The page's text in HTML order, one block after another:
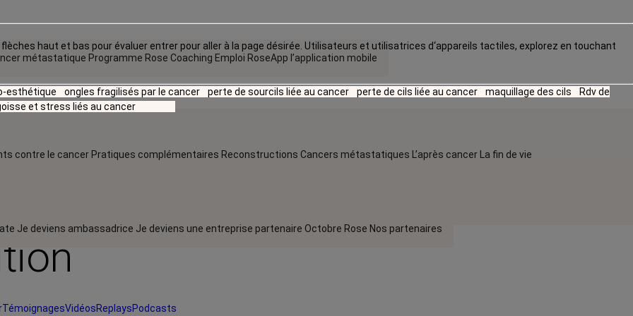
métastatique Programme Rose Coaching Emploi RoseApp l’application mobile
contre le cancer Pratiques complémentaires Reconstructions Cancers métastatiques L’après cancer La fin de vie
Je deviens ambassadrice Je deviens une entreprise partenaire Octobre Rose Nos partenaires
haut et bas pour évaluer entrer pour aller à la page désirée. Utilisateurs et utilisatrices d‘appareils tactiles, explorez en touchant
esthétique ongles fragilisés par le cancer perte de sourcils liée au cancer perte de cils liée au cancer maquillage des cils
Rdv de
et stress liés au cancer
TémoignagesVidéosReplaysPodcasts